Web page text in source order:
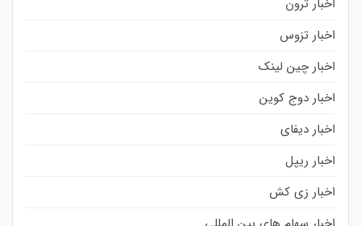
اخبار تزوس
اخبار چین لینک
اخبار دوج کوین
اخبار دیفای
اخبار ریپل
اخبار زی کش